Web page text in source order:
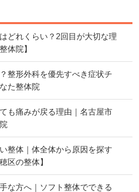
どれくらい？2回目が大切な理
体院】
整形外科を優先すべき症状チ
た整体院
も痛みが戻る理由｜名古屋市
整体｜体全体から原因を探す
区の整体】
な方へ｜ソフト整体でできる